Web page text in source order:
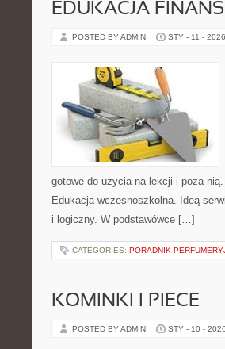
EDUKACJA
POSTED BY ADMIN STY - 11 - 2026
gotowe do użycia na lekcji i poza
Edukacja wczesnoszkolna. Ideą
i logiczny. W podstawówce […]
CATEGORIES: PORADNIK
KOMINKI I PIECE
POSTED BY ADMIN STY - 10 - 2026